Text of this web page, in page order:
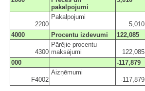
pakalpojumi
2200
Pakalpojumi
5,010
4000
Procentu izdevumi 122,085
4300
Pārējie procentu
maksājumi
122,085
000
-117,879
F4002
Aizņēmumi
-117,879